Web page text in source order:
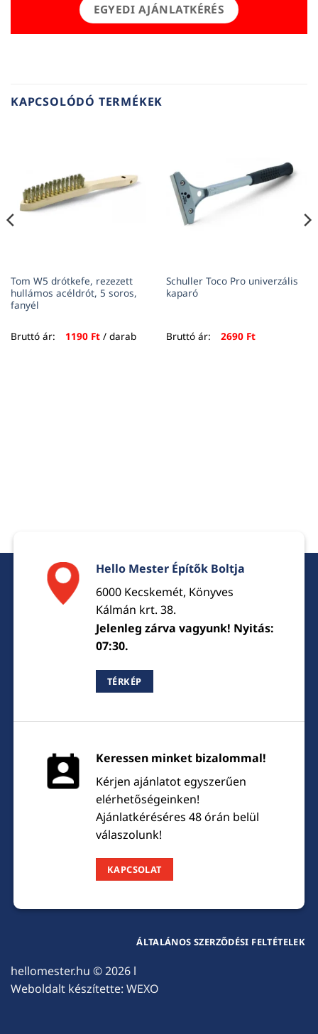
EGYEDI AJÁNLATKÉRÉS
KAPCSOLÓDÓ TERMÉKEK
Tom W5 drótkefe, rezezett
hullámos acéldrót, 5 soros,
fanyél
Bruttó ár: 1190 Ft/ darab
Schuller Toco Pro univerzális
kaparó
Bruttó ár: 2690 Ft
Hello Mester Építők Boltja
6000 Kecskemét, Könyves
Kálmán krt. 38.
Jelenleg zárva vagyunk! Nyitás:
07:30.
TÉRKÉP
Keressen minket bizalommal!
Kérjen ajánlatot egyszerűen
elérhetőségeinken!
Ajánlatkéréséres 48 órán belül
válaszolunk!
KAPCSOLAT
hellomester.hu © 2026 l
Weboldalt készítette: WEXO
ÁLTALÁNOS SZERZŐDÉSI FELTÉTELEK